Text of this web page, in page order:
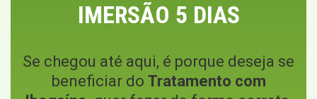
IMERSÃO 5 DIAS
Se chegou até aqui, é porque deseja se
beneficiar do Tratamento com